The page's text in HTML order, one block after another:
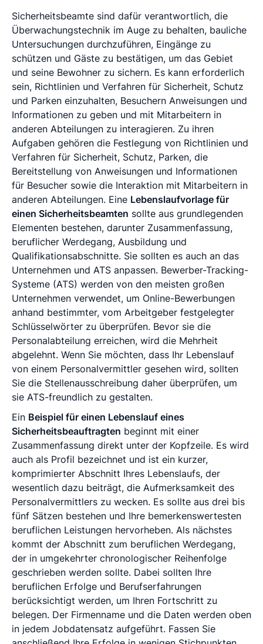
Sicherheitsbeamte sind dafür verantwortlich, die
Überwachungstechnik im Auge zu behalten, bauliche
Untersuchungen durchzuführen, Eingänge zu
schützen und Gäste zu bestätigen, um das Gebiet
und seine Bewohner zu sichern. Es kann erforderlich
sein, Richtlinien und Verfahren für Sicherheit, Schutz
und Parken einzuhalten, Besuchern Anweisungen und
Informationen zu geben und mit Mitarbeitern in
anderen Abteilungen zu interagieren. Zu ihren
Aufgaben gehören die Festlegung von Richtlinien und
Verfahren für Sicherheit, Schutz, Parken, die
Bereitstellung von Anweisungen und Informationen
für Besucher sowie die Interaktion mit Mitarbeitern in
anderen Abteilungen. Eine Lebenslaufvorlage für
einen Sicherheitsbeamten sollte aus grundlegenden
Elementen bestehen, darunter Zusammenfassung,
beruflicher Werdegang, Ausbildung und
Qualifikationsabschnitte. Sie sollten es auch an das
Unternehmen und ATS anpassen. Bewerber-Tracking-
Systeme (ATS) werden von den meisten großen
Unternehmen verwendet, um Online-Bewerbungen
anhand bestimmter, vom Arbeitgeber festgelegter
Schlüsselwörter zu überprüfen. Bevor sie die
Personalabteilung erreichen, wird die Mehrheit
abgelehnt. Wenn Sie möchten, dass Ihr Lebenslauf
von einem Personalvermittler gesehen wird, sollten
Sie die Stellenausschreibung daher überprüfen, um
sie ATS-freundlich zu gestalten.
Ein Beispiel für einen Lebenslauf eines
Sicherheitsbeauftragten beginnt mit einer
Zusammenfassung direkt unter der Kopfzeile. Es wird
auch als Profil bezeichnet und ist ein kurzer,
komprimierter Abschnitt Ihres Lebenslaufs, der
wesentlich dazu beiträgt, die Aufmerksamkeit des
Personalvermittlers zu wecken. Es sollte aus drei bis
fünf Sätzen bestehen und Ihre bemerkenswertesten
beruflichen Leistungen hervorheben. Als nächstes
kommt der Abschnitt zum beruflichen Werdegang,
der in umgekehrter chronologischer Reihenfolge
geschrieben werden sollte. Dabei sollten Ihre
beruflichen Erfolge und Berufserfahrungen
berücksichtigt werden, um Ihren Fortschritt zu
belegen. Der Firmenname und die Daten werden oben
in jedem Jobdatensatz aufgeführt. Fassen Sie